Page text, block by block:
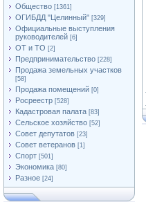
Общество [1361]
ОГИБДД "Целинный" [329]
Официальные выступления
руководителей [6]
ОТ и ТО [2]
Предпринимательство [228]
Продажа земельных участков
[58]
Продажа помещений [0]
Росреестр [528]
Кадастровая палата [83]
Сельское хозяйство [52]
Совет депутатов [23]
Совет ветеранов [1]
Спорт [501]
Экономика [80]
Разное [24]